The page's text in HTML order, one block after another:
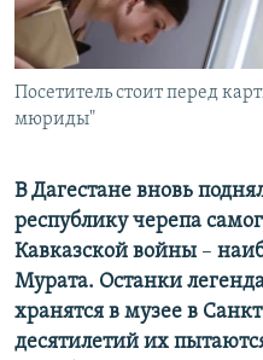
Все сайты РСЕ/РС
Посетитель стоит перед
мюриды"
В Дагестане вновь
республику черепа
Кавказской войны –
Мурата. Останки
хранятся в музее в
десятилетий их